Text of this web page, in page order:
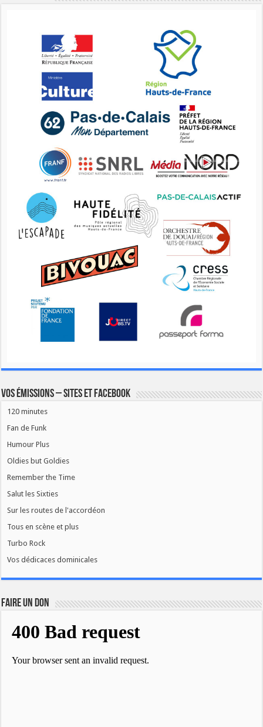
Vos émissions – Sites et Facebook
120 minutes
Fan de Funk
Humour Plus
Oldies but Goldies
Remember the Time
Salut les Sixties
Sur les routes de l'accordéon
Tous en scène et plus
Turbo Rock
Vos dédicaces dominicales
FAIRE UN DON